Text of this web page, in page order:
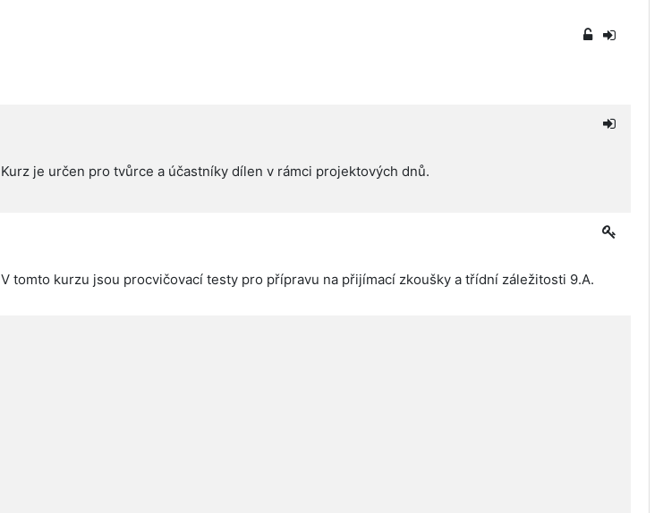
Kurz je určen pro tvůrce a účastníky dílen v rámci projektových dnů.
V tomto kurzu jsou procvičovací testy pro přípravu na přijímací zkoušky a třídní záležitosti 9.A.